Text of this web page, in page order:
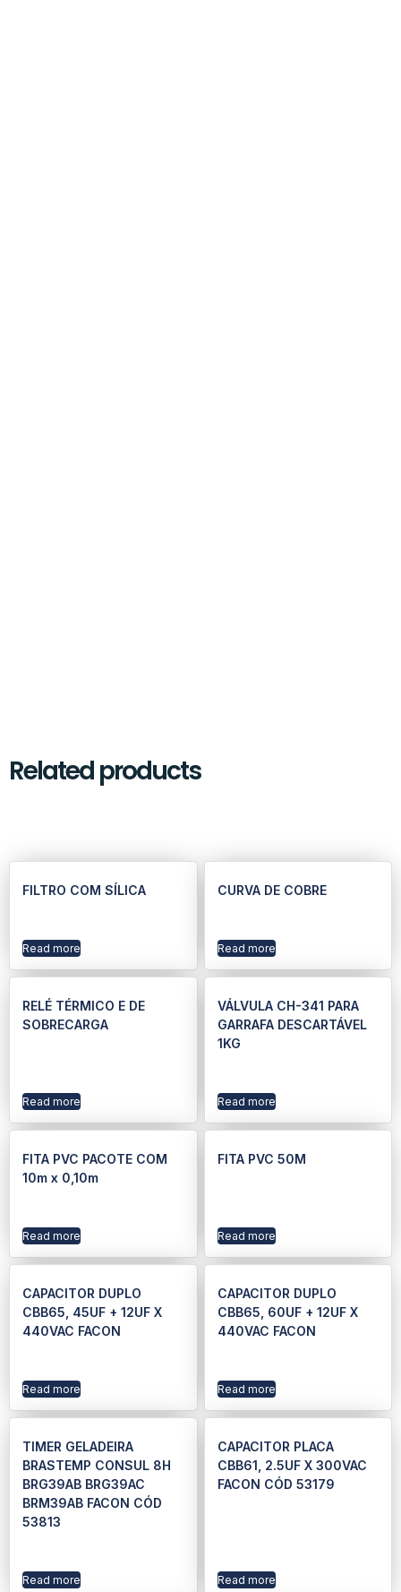
Related products
FILTRO COM SÍLICA
Read more
CURVA DE COBRE
Read more
RELÉ TÉRMICO E DE
SOBRECARGA
Read more
VÁLVULA CH-341 PARA
GARRAFA DESCARTÁVEL
1KG
Read more
FITA PVC PACOTE COM
10m x 0,10m
Read more
FITA PVC 50M
Read more
CAPACITOR DUPLO
CBB65, 45UF + 12UF X
440VAC FACON
Read more
CAPACITOR DUPLO
CBB65, 60UF + 12UF X
440VAC FACON
Read more
TIMER GELADEIRA
BRASTEMP CONSUL 8H
BRG39AB BRG39AC
BRM39AB FACON CÓD
53813
Read more
CAPACITOR PLACA
CBB61, 2.5UF X 300VAC
FACON CÓD 53179
Read more